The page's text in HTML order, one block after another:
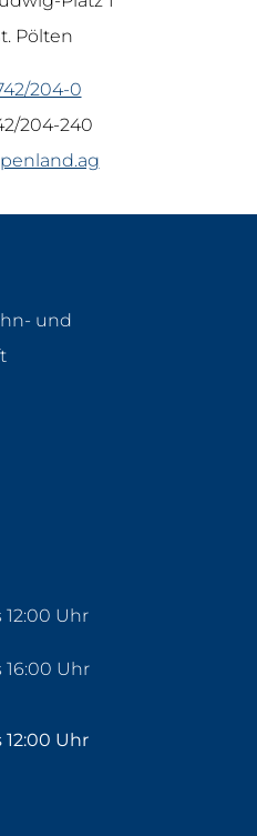
Pölten
204-​0
204-​240
und
Uhr
Uhr
Uhr